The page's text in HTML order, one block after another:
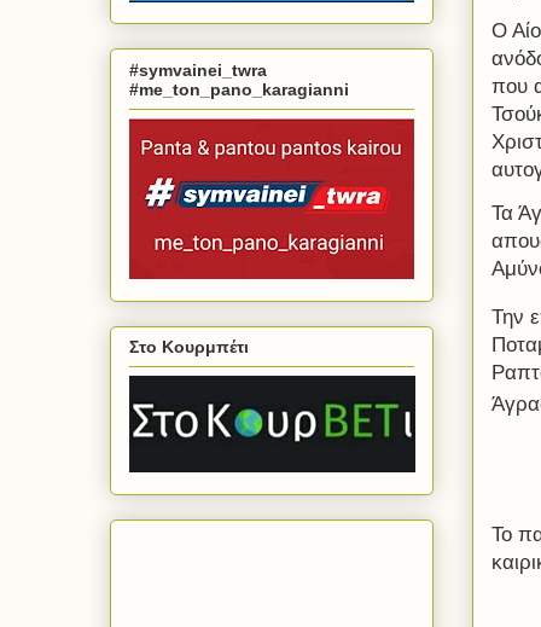
Ο
που
Τα
Την
Το
#symvainei_twra
#me_ton_pano_karagianni
Στο Κουρμπέτι